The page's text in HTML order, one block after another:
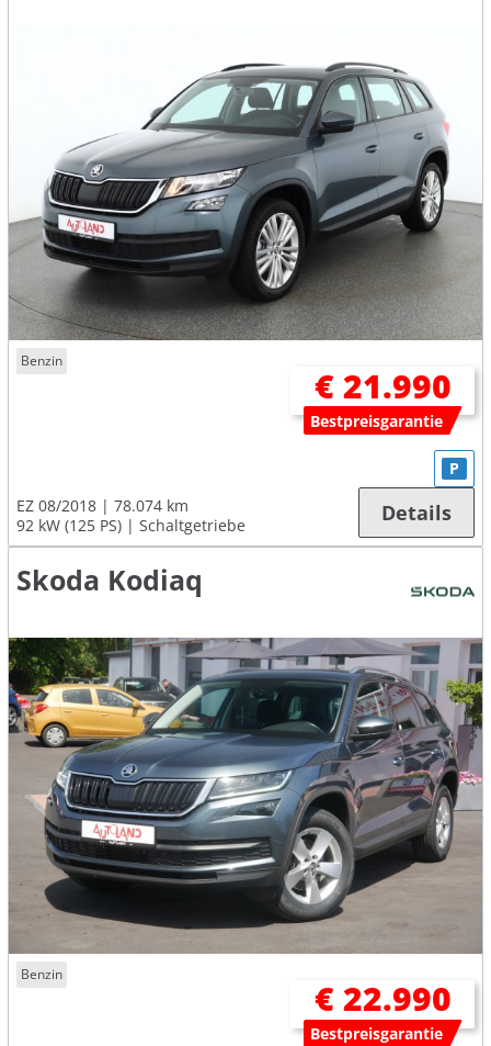
Benzin
€ 21.990
Bestpreisgarantie
EZ 08/2018
78.074 km
92 kW (125 PS)
Schaltgetriebe
P
Details
Skoda Kodiaq
Benzin
€ 22.990
Bestpreisgarantie